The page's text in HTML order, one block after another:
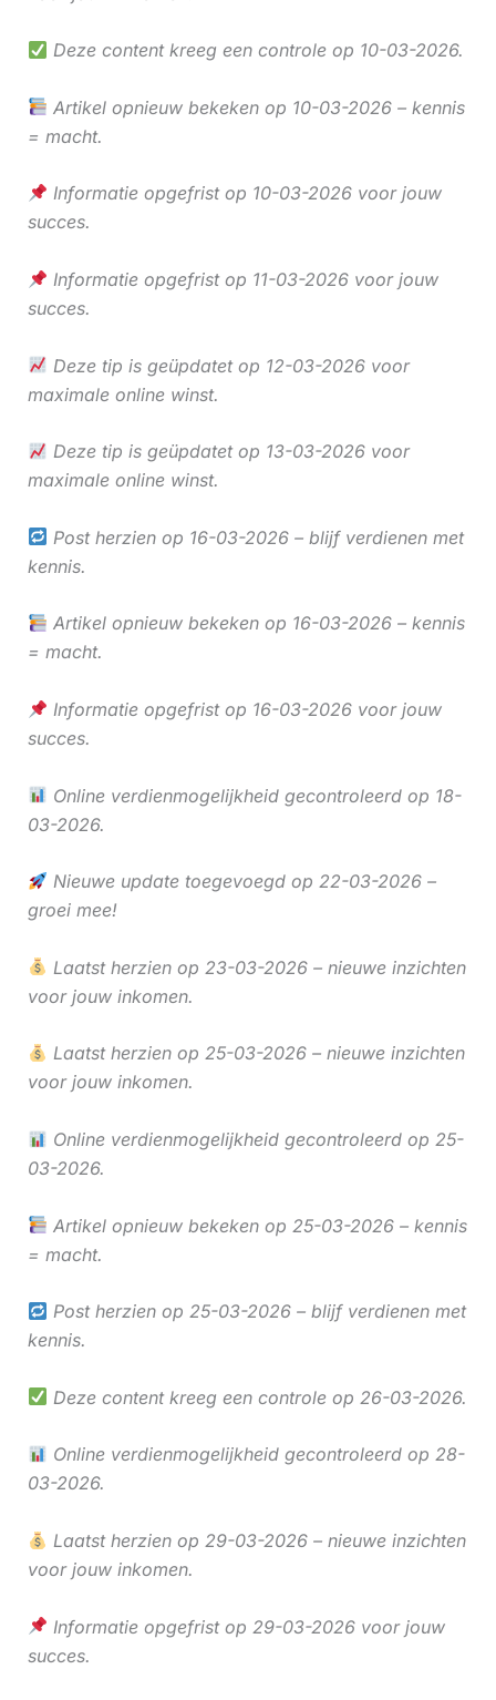
Deze content kreeg een controle op 10-03-2026.
Artikel opnieuw bekeken op 10-03-2026 – kennis
= macht.
Informatie opgefrist op 10-03-2026 voor jouw
succes.
Informatie opgefrist op 11-03-2026 voor jouw
succes.
Deze tip is geüpdatet op 12-03-2026 voor
maximale online winst.
Deze tip is geüpdatet op 13-03-2026 voor
maximale online winst.
Post herzien op 16-03-2026 – blijf verdienen met
kennis.
Artikel opnieuw bekeken op 16-03-2026 – kennis
= macht.
Informatie opgefrist op 16-03-2026 voor jouw
succes.
Online verdienmogelijkheid gecontroleerd op 18-
03-2026.
Nieuwe update toegevoegd op 22-03-2026 –
groei mee!
Laatst herzien op 23-03-2026 – nieuwe inzichten
voor jouw inkomen.
Laatst herzien op 25-03-2026 – nieuwe inzichten
voor jouw inkomen.
Online verdienmogelijkheid gecontroleerd op 25-
03-2026.
Artikel opnieuw bekeken op 25-03-2026 – kennis
= macht.
Post herzien op 25-03-2026 – blijf verdienen met
kennis.
Deze content kreeg een controle op 26-03-2026.
Online verdienmogelijkheid gecontroleerd op 28-
03-2026.
Laatst herzien op 29-03-2026 – nieuwe inzichten
voor jouw inkomen.
Informatie opgefrist op 29-03-2026 voor jouw
succes.